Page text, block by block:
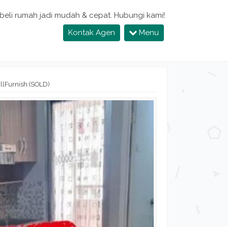
rumah jadi mudah & cepat. Hubungi kami!
Kontak Agen
Menu
(SOLD)